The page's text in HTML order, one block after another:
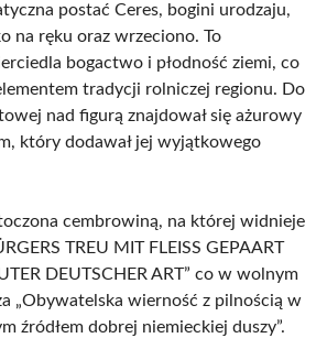
postać Ceres, bogini urodzaju,
na ręku oraz wrzeciono. To
bogactwo i płodność ziemi, co
tradycji rolniczej regionu. Do
nad figurą znajdował się ażurowy
który dodawał jej wyjątkowego
cembrowiną, na której widnieje
TREU MIT FLEISS GEPAART
DEUTSCHER ART” co w wolnym
„Obywatelska wierność z pilnością w
źródłem dobrej niemieckiej duszy”.